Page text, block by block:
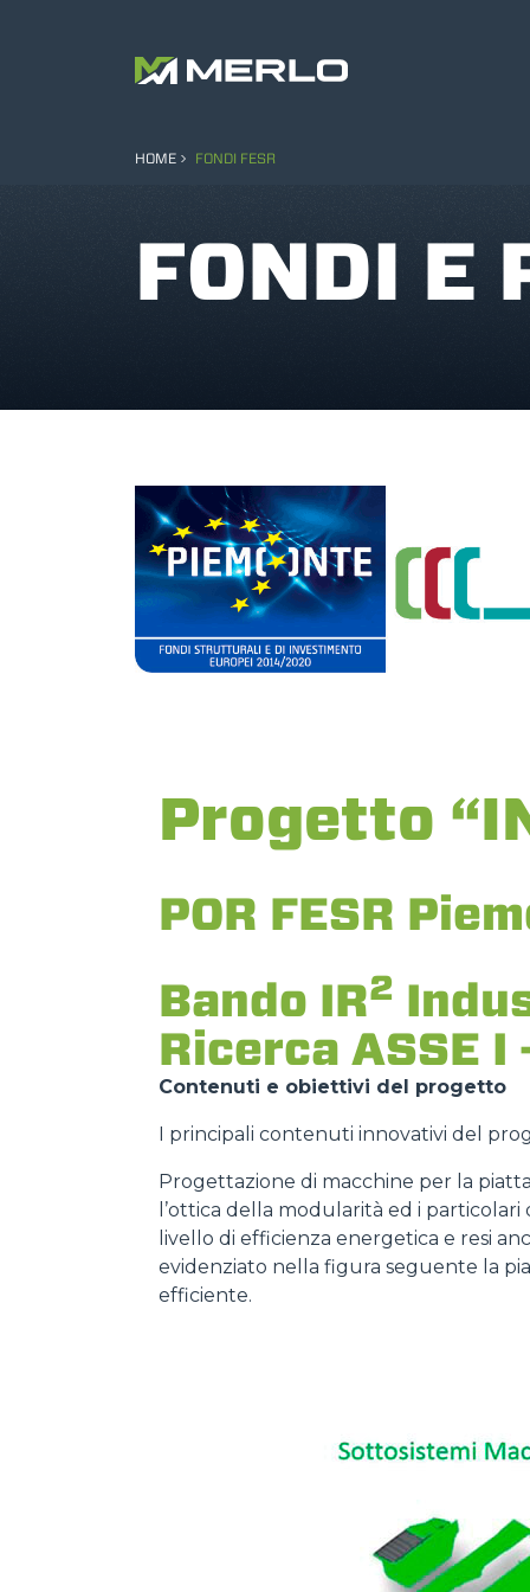
HOME FONDI FESR
FONDI E
Progetto
POR FESR
Bando IR2
Ricerca ASSE I
Contenuti e obiettivi del progetto
I principali contenuti innovativi del
Progettazione di macchine per la
l’ottica della modularità ed i
livello di efficienza energetica e resi
evidenziato nella figura seguente la
efficiente.